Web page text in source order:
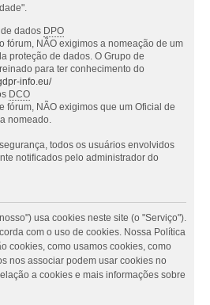
dados DPO
fórum, NÃO exigimos a nomeação de um
proteção de dados. O Grupo de
para ter conhecimento do
info.eu/
DCO
fórum, NÃO exigimos que um Oficial de
nomeado.
todos os usuários envolvidos
notificados pelo administrador do
usa cookies neste site (o "Serviço").
com o uso de cookies. Nossa Política
cookies, como usamos cookies, como
nos associar podem usar cookies no
a cookies e mais informações sobre